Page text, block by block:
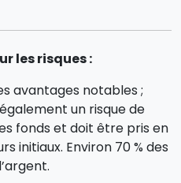
les risques :
avantages notables ;
un risque de
fonds et doit être pris en
initiaux. Environ 70 % des